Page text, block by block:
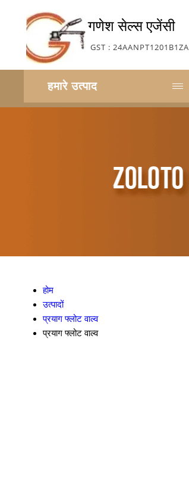
गणेश सेल्स एजेंसी
GST : 24AANPT1201B1ZA
हमारे उत्पाद
होम
उत्पादों
प्रयाग फ्लोट वाल्व
प्रयाग फ्लोट वाल्व